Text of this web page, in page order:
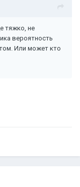
тяжко, не
вероятность
Или может кто